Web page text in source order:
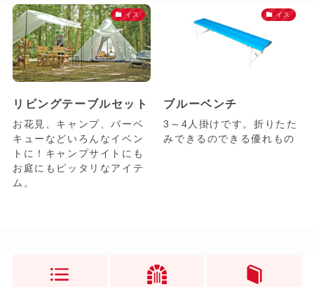
イス
リビングテーブルセット
お花見、キャンプ、バーベ
キューなどいろんなイベン
トに！キャンプサイトにも
お庭にもピッタリなアイテ
ム。
イス
ブルーベンチ
3～4人掛けです。折りたた
みできるのできる優れもの